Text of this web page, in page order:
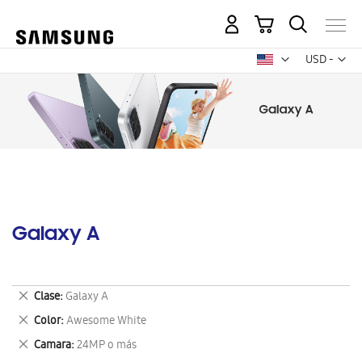
USD -
dólar
Mi carrito
Galaxy A
Clase Galaxy A
Eliminar
este
artículo
Color Awesome White
Eliminar
este
artículo
Camara 24MP o más
Eliminar